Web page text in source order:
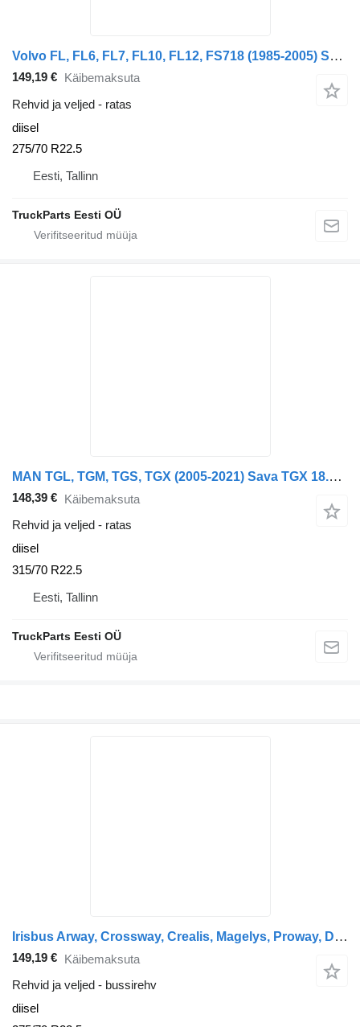
Volvo FL, FL6, FL7, FL10, FL12, FS718 (1985-2005) Sava 275/70 R22.5
149,19 € Käibemaksuta
Rehvid ja veljed - ratas
diisel
275/70 R22.5
Eesti, Tallinn
TruckParts Eesti OÜ
MAN TGL, TGM, TGS, TGX (2005-2021) Sava TGX 18.440 (01.07-)
148,39 € Käibemaksuta
Rehvid ja veljed - ratas
diisel
315/70 R22.5
Eesti, Tallinn
TruckParts Eesti OÜ
Irisbus Arway, Crossway, Crealis, Magelys, Proway, Daily Tourys (2006-) Sava CROSSWAY (01.06-)
149,19 € Käibemaksuta
Rehvid ja veljed - bussirehv
diisel